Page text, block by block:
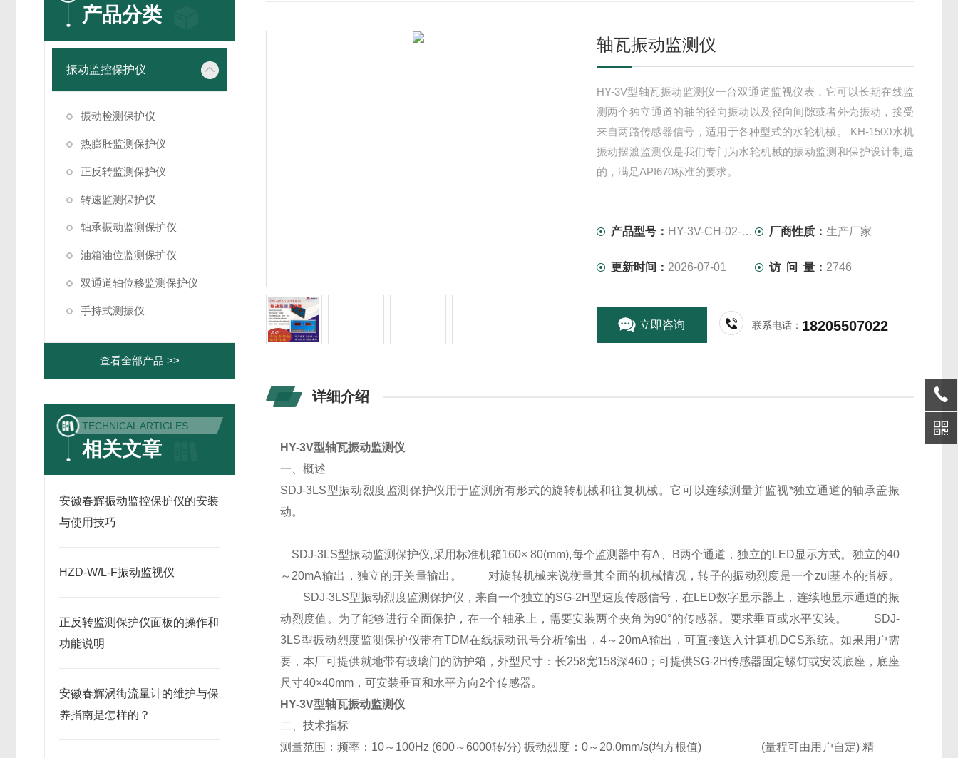
产品分类
振动监控保护仪
振动检测保护仪
热膨胀监测保护仪
正反转监测保护仪
转速监测保护仪
轴承振动监测保护仪
油箱油位监测保护仪
双通道轴位移监测保护仪
手持式测振仪
查看全部产品 >>
TECHNICAL ARTICLES
相关文章
安徽春辉振动监控保护仪的安装
与使用技巧
HZD-W/L-F振动监视仪
正反转监测保护仪面板的操作和
功能说明
安徽春辉涡街流量计的维护与保
养指南是怎样的？
轴瓦振动监测仪
HY-3V型轴瓦振动监测仪一台双通道监视仪表，它可以长期在线监
测两个独立通道的轴的径向振动以及径向间隙或者外壳振动，接受
来自两路传感器信号，适用于各种型式的水轮机械。 KH-1500水机
振动摆渡监测仪是我们专门为水轮机械的振动监测和保护设计制造
的，满足API670标准的要求。
产品型号： HY-3V-CH-02-03-2-1 厂商性质：生产厂家
更新时间： 2026-07-01 访 问 量： 2746
立即咨询 联系电话： 18205507022
详细介绍
HY-3V型轴瓦振动监测仪
一、概述
SDJ-3LS型振动烈度监测保护仪用于监测所有形式的旋转机械和往复机械。它可以连续测量并监视*独立通道的轴承盖振
动。
SDJ-3LS型振动监测保护仪,采用标准机箱160× 80(mm),每个监测器中有A、B两个通道，独立的LED显示方式。独立的40
～20mA输出，独立的开关量输出。 对旋转机械来说衡量其全面的机械情况，转子的振动烈度是一个zui基本的指标。
SDJ-3LS型振动烈度监测保护仪，来自一个独立的SG-2H型速度传感信号，在LED数字显示器上，连续地显示通道的振
动烈度值。为了能够进行全面保护，在一个轴承上，需要安装两个夹角为90°的传感器。要求垂直或水平安装。 SDJ-
3LS型振动烈度监测保护仪带有TDM在线振动讯号分析输出，4～20mA输出，可直接送入计算机DCS系统。如果用户需
要，本厂可提供就地带有玻璃门的防护箱，外型尺寸：长258宽158深460；可提供SG-2H传感器固定螺钉或安装底座，底座
尺寸40×40mm，可安装垂直和水平方向2个传感器。
HY-3V型轴瓦振动监测仪
二、技术指标
测量范围：频率：10～100Hz (600～6000转/分) 振动烈度：0～20.0mm/s(均方根值) (量程可由用户自定) 精